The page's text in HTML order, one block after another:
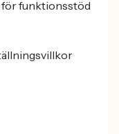
funktionsstöd